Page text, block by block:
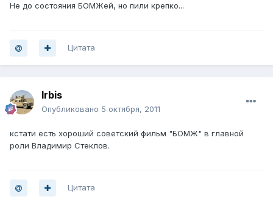
Не до состояния БОМЖей, но пили крепко...
Цитата
Irbis
Опубликовано 5 октября, 2011
кстати есть хороший советский фильм "БОМЖ" в главной
роли Владимир Стеклов.
Цитата